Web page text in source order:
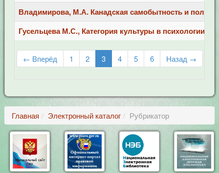
Владимирова, М.А. Канадская самобытность и
Гусельцева М.С., Категория культуры в психологии
← Вперёд 1 2 3 4 5 6 Назад →
Главная Электронный каталог Рубрикатор